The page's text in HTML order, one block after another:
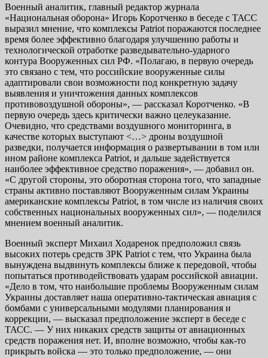
Военный аналитик, главный редактор журнала
«Национальная оборона» Игорь Коротченко в беседе с ТАСС
выразил мнение, что комплексы Patriot поражаются последнее
время более эффективно благодаря улучшению работы и
технологической отработке разведывательно-ударного
контура Вооруженных сил РФ. «Полагаю, в первую очередь
это связано с тем, что российские вооруженные силы
адаптировали свои возможности под конкретную задачу
выявления и уничтожения данных комплексов
противовоздушной обороны», — рассказал Коротченко. «В
первую очередь здесь критически важно целеуказание.
Очевидно, что средствами воздушного мониторинга, в
качестве которых выступают <…> дроны воздушной
разведки, получается информация о развертывании в том или
ином районе комплекса Patriot, и дальше задействуется
наиболее эффективное средство поражения», — добавил он.
«С другой стороны, это оборотная сторона того, что западные
страны активно поставляют Вооруженным силам Украины
американские комплексы Patriot, в том числе из наличия своих
собственных национальных вооруженных сил», — поделился
мнением военный аналитик.
Военный эксперт Михаил Ходаренок предположил связь
высоких потерь средств ЗРК Patriot с тем, что Украина была
вынуждена выдвинуть комплексы ближе к передовой, чтобы
попытаться противодействовать ударам российской авиации.
«Дело в том, что наибольшие проблемы Вооруженным силам
Украины доставляет наша оперативно-тактическая авиация с
бомбами с универсальными модулями планирования и
коррекции, — высказал предположение эксперт в беседе с
ТАСС. — У них никаких средств защиты от авиационных
средств поражения нет. И, вполне возможно, чтобы как-то
прикрыть войска — это только предположение, — они